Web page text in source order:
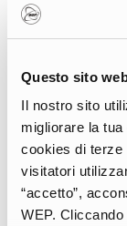
Questo sito
Il nostro sito
migliorare la
cookies di terze
visitatori
“accetto”,
WEP.
Gli